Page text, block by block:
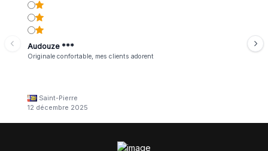
Audouze ***
Originale confortable, mes clients adorent
Saint-Pierre
12 décembre 2025